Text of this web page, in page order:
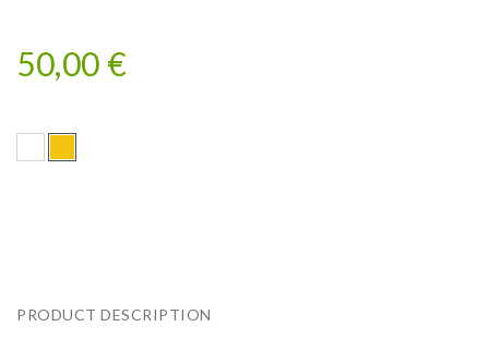
50,00 €
PRODUCT DESCRIPTION